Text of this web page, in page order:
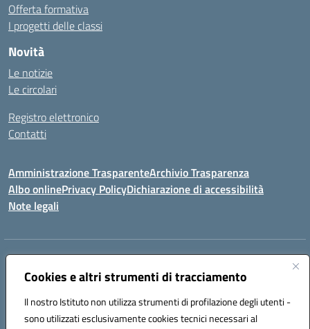
Cookies e altri strumenti di tracciamento
Il nostro Istituto non utilizza strumenti di profilazione degli utenti -
sono utilizzati esclusivamente cookies tecnici necessari al
Offerta formativa
I progetti delle classi
Novità
Le notizie
Le circolari
Registro elettronico
Contatti
Amministrazione TrasparenteArchivio Trasparenza
Albo onlinePrivacy PolicyDichiarazione di accessibilità
Note legali
Indirizzo:
Centralino:096721161 Email:czic869004@istruzione.it
Codice fiscale: 84000710792